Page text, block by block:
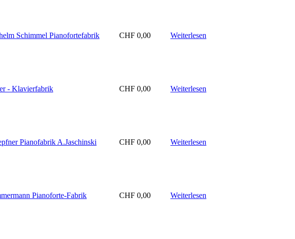
Schimmel Pianofortefabrik CHF 0,00 Weiterlesen
- Klavierfabrik CHF 0,00 Weiterlesen
Pianofabrik A.Jaschinski CHF 0,00 Weiterlesen
Pianoforte-Fabrik CHF 0,00 Weiterlesen